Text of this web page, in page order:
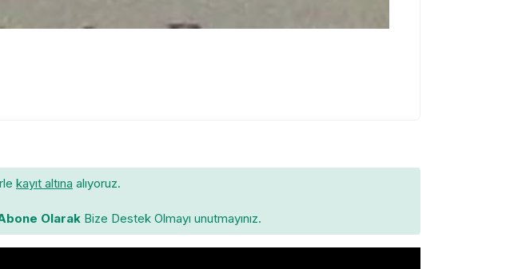
kayıt altına alıyoruz.
Olarak Bize Destek Olmayı unutmayınız.